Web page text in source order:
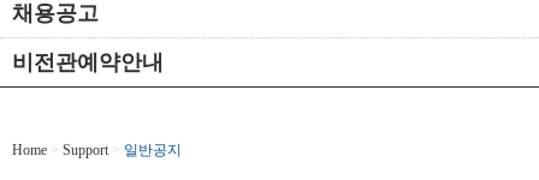
채용공고
비전관예약안내
Home > Support > 일반공지